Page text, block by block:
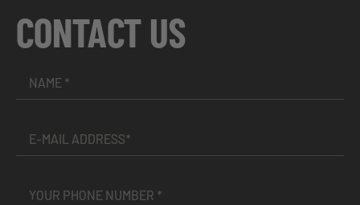
CONTACT US